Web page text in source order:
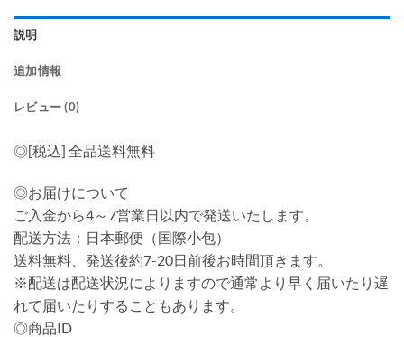
説明
追加情報
レビュー (0)
◎[税込] 全品送料無料
◎お届けについて
ご入金から4～7営業日以内で発送いたします。
配送方法：日本郵便（国際小包）
送料無料、発送後約7-20日前後お時間頂きます。
※配送は配送状況によりますので通常より早く届いたり遅
れて届いたりすることもあります。
◎商品ID